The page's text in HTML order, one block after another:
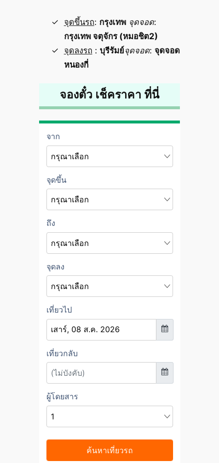
จุดขึ้นรถ: กรุงเทพ จุดจอด:
กรุงเทพ จตุจักร (หมอชิต2)
จุดลงรถ : บุรีรัมย์ จุดจอด: จุดจอด
หนองกี่
จองตั๋ว เช็คราคา ที่นี่